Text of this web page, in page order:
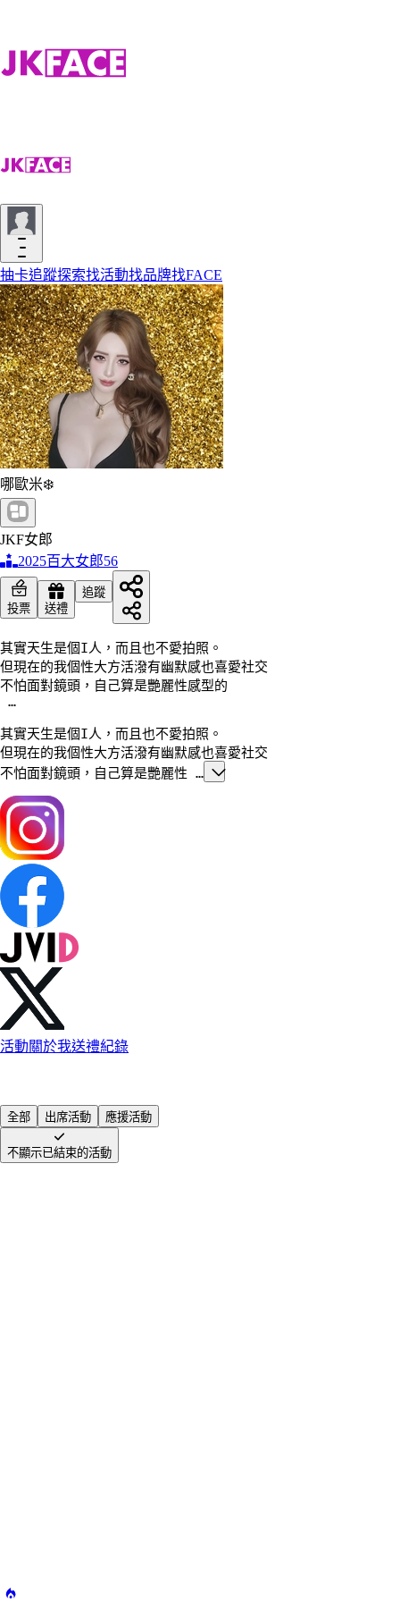
抽卡追蹤探索找活動找品牌找FACE
哪歐米❄️
JKF女郎
2025百大女郎56
投票 送禮
追蹤
其實天生是個I人，而且也不愛拍照。
但現在的我個性大方活潑有幽默感也喜愛社交
不怕面對鏡頭，自己算是艷麗性感型的
…
其實天生是個I人，而且也不愛拍照。
但現在的我個性大方活潑有幽默感也喜愛社交
不怕面對鏡頭，自己算是艷麗性 …
活動關於我送禮紀錄
全部 出席活動 應援活動
不顯示已結束的活動